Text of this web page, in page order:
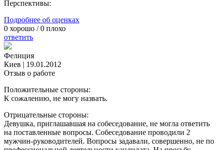
Перспективы:
Подробнее об оценках
0 хорошо /0 плохо
ответить
Фелиция
Киев | 19.01.2012
Отзыв о работе
Положительные стороны:
К сожалению, не могу назвать.
Отрицательные стороны:
Девушка, приглашавшая на собеседование, не могла ответить
на поставленные вопросы. Собеседование проводили 2
мужчин-руководителей. Вопросы задавали, совершенно, не по